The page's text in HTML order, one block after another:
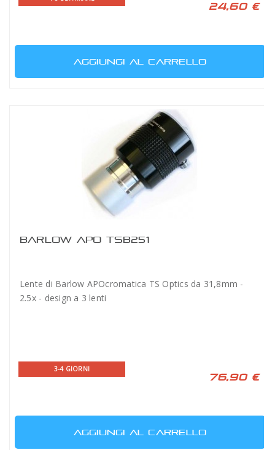
24,60 €
AGGIUNGI AL CARRELLO
BARLOW APO TSB251
Lente di Barlow APOcromatica TS Optics da 31,8mm -
2.5x - design a 3 lenti
3-4 GIORNI
76,90 €
AGGIUNGI AL CARRELLO